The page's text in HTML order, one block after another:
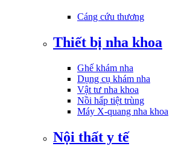
Cáng cứu thương
Thiết bị nha khoa
Ghế khám nha
Dụng cụ khám nha
Vật tư nha khoa
Nồi hấp tiệt trùng
Máy X-quang nha khoa
Nội thất y tế